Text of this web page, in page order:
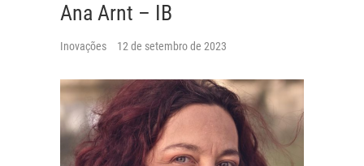
Ana Arnt – IB
Inovações 12 de setembro de 2023